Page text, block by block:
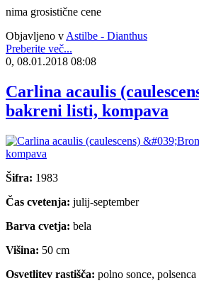
nima grosistične cene
Objavljeno v Astilbe - Dianthus
Preberite več...
0, 08.01.2018 08:08
Carlina acaulis
bakreni listi, kompava
Šifra: 1983
Čas cvetenja: julij-september
Barva cvetja: bela
Višina: 50 cm
Osvetlitev rastišča: polno sonce, polsenca